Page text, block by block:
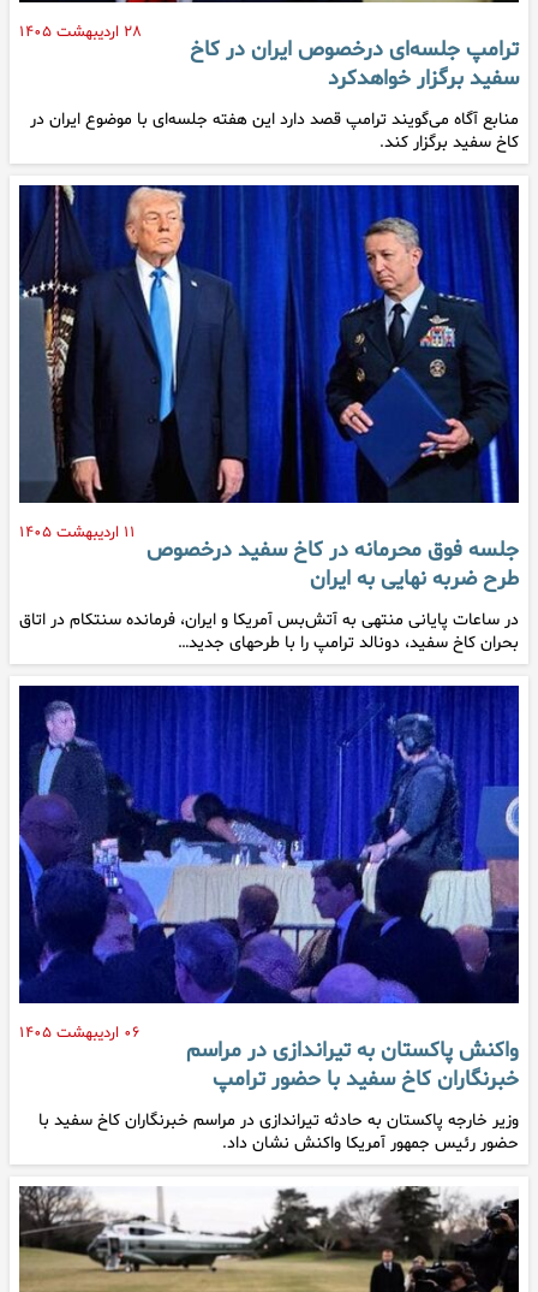
۲۸ اردیبهشت ۱۴۰۵
ترامپ جلسه‌ای درخصوص ایران در کاخ
سفید برگزار خواهدکرد
منابع آگاه می‌گویند ترامپ قصد دارد این هفته جلسه‌ای با موضوع ایران در
کاخ سفید برگزار کند.
۱۱ اردیبهشت ۱۴۰۵
جلسه فوق محرمانه در کاخ سفید درخصوص
طرح ضربه نهایی به ایران
در ساعات پایانی منتهی به آتش‌بس آمریکا و ایران، فرمانده سنتکام در اتاق
بحران کاخ سفید، دونالد ترامپ را با طرحهای جدید…
۰۶ اردیبهشت ۱۴۰۵
واکنش پاکستان به تیراندازی در مراسم
خبرنگاران کاخ سفید با حضور ترامپ
وزیر خارجه پاکستان به حادثه تیراندازی در مراسم خبرنگاران کاخ سفید با
حضور رئیس جمهور آمریکا واکنش نشان داد.